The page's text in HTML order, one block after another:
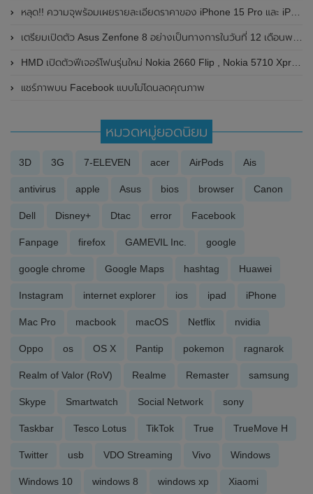
หลุด!! ความจุพร้อมเผยรายละเอียดราคาของ iPhone 15 Pro และ iPhone 15 Pro Max คาดอาจมาพร้อมกับความจุสูงสุดถึง 2TB
เตรียมเปิดตัว Asus Zenfone 8 อย่างเป็นทางการในวันที่ 12 เดือนพฤษภาคม 2021 นี้
HMD เปิดตัวฟีเจอร์โฟนรุ่นใหม่ Nokia 2660 Flip , Nokia 5710 XpressAudio มีหูฟังไร้สายในตัว และ Nokia 8210 (4G)
แชร์ภาพบน Facebook แบบไม่โดนลดคุณภาพ
หมวดหมู่ยอดนิยม
3D 3G 7-ELEVEN acer AirPods Ais
antivirus apple Asus bios browser Canon
Dell Disney+ Dtac error Facebook
Fanpage firefox GAMEVIL Inc. google
google chrome Google Maps hashtag Huawei
Instagram internet explorer ios ipad iPhone
Mac Pro macbook macOS Netflix nvidia
Oppo os OS X Pantip pokemon ragnarok
Realm of Valor (RoV) Realme Remaster samsung
Skype Smartwatch Social Network sony
Taskbar Tesco Lotus TikTok True TrueMove H
Twitter usb VDO Streaming Vivo Windows
Windows 10 windows 8 windows xp Xiaomi